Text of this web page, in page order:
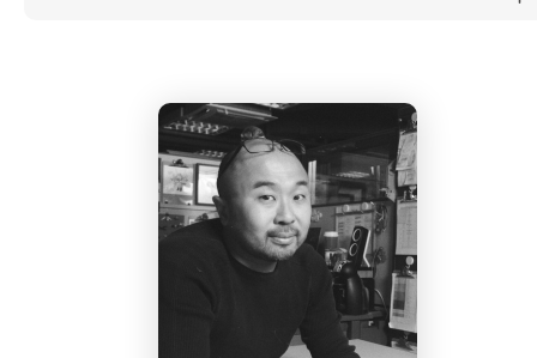
包括IBM院士、PCL 學院學者和 Centel 基金會/Robert P.
Reuss 學院學者。他是愛德華·亞歷山大·鮑切特研究生榮
譽協會的成員，該協會是由學者組成的網絡，他們作為傳
統學術界上等待被發掘的人才，是學生榜樣和倡導者。
高教授於 2002 年獲得中國人民大學學士學位，2004 年
獲得北京大學碩士學位，2008 年獲得耶魯大學博士學